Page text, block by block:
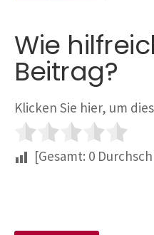
Wie
Beitrag?
Klicken Sie hier, um
[Gesamt: 0